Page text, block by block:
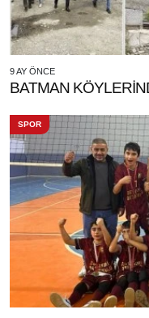
9 AY ÖNCE
BATMAN
SPOR